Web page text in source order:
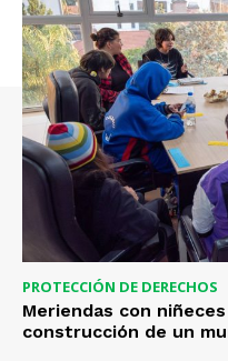
PROTECCIÓN DE DERECHOS
Meriendas con
construcción de un